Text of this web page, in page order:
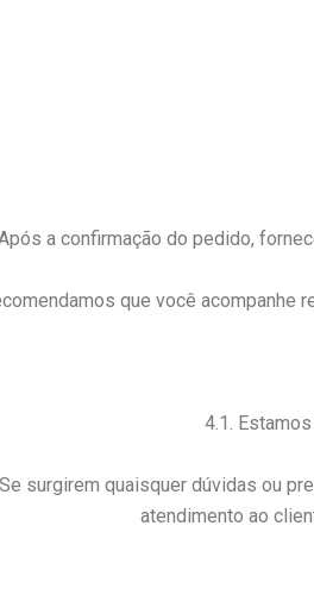
a confirmação do pedido,
que você acompanhe
4.1.
surgirem quaisquer dúvidas ou
atendimento ao